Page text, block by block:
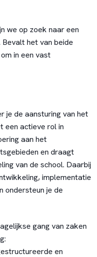
we op zoek naar een
het van beide
in een vast
je de aansturing van het
een actieve rol in
aan het
en draagt
van de school. Daarbij
implementatie
ondersteun je de
gang van zaken
en